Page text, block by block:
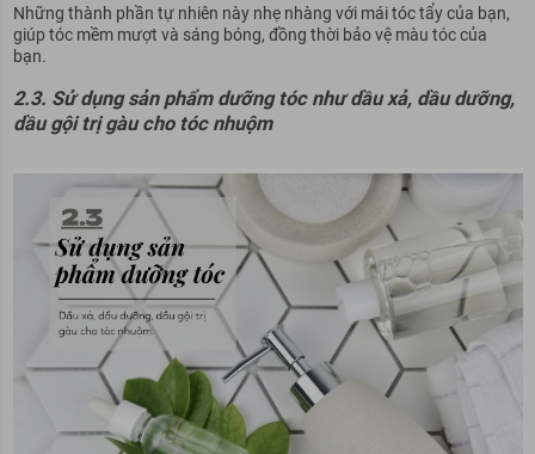
Những thành phần tự nhiên này nhẹ nhàng với mái tóc tẩy của bạn,
giúp tóc mềm mượt và sáng bóng, đồng thời bảo vệ màu tóc của
bạn.
2.3. Sử dụng sản phẩm dưỡng tóc như dầu xả, dầu dưỡng,
dầu gội trị gàu cho tóc nhuộm